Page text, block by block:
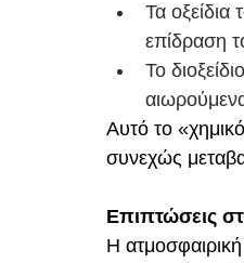
Τα οξείδια
επίδραση
Το
Αυτό το
συνεχώς
Επιπτώσεις
Η